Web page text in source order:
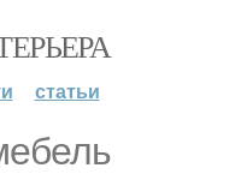
статьи